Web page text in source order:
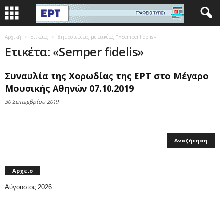
Αρχική Ετικέτες Δημοσιεύσεις με ετικέτες "«Semper fidelis»"
Ετικέτα: «Semper fidelis»
Συναυλία της Χορωδίας της ΕΡΤ στο Μέγαρο
Μουσικής Αθηνών 07.10.2019
30 Σεπτεμβρίου 2019
Αρχείο
Αύγουστος 2026